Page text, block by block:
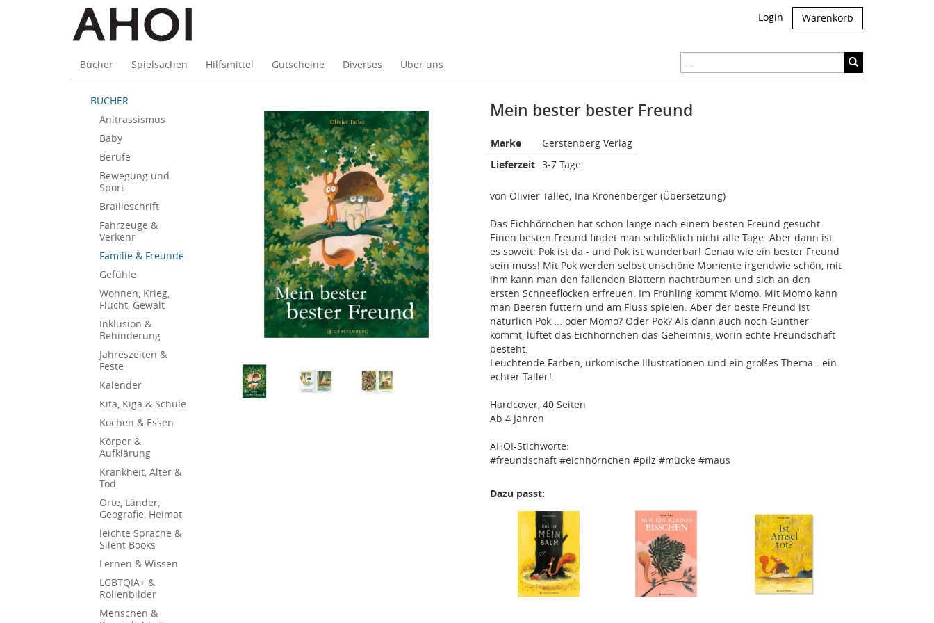
Login Warenkorb
Bücher Spielsachen Hilfsmittel Gutscheine Diverses Über uns
BÜCHER
Anitrassismus
Baby
Berufe
Bewegung und
Sport
Brailleschrift
Fahrzeuge &
Verkehr
Familie & Freunde
Gefühle
Wohnen, Krieg,
Flucht, Gewalt
Inklusion &
Behinderung
Jahreszeiten &
Feste
Kalender
Kita, Kiga & Schule
Kochen & Essen
Körper &
Aufklärung
Krankheit, Alter &
Tod
Orte, Länder,
Geografie, Heimat
leichte Sprache &
Silent Books
Lernen & Wissen
LGBTQIA+ &
Rollenbilder
Menschen &
Mein bester bester Freund
Marke
Gerstenberg Verlag
Lieferzeit 3-7 Tage
von Olivier Tallec; Ina Kronenberger (Übersetzung)
Das Eichhörnchen hat schon lange nach einem besten Freund gesucht.
Einen besten Freund findet man schließlich nicht alle Tage. Aber dann ist
es soweit: Pok ist da - und Pok ist wunderbar! Genau wie ein bester Freund
sein muss! Mit Pok werden selbst unschöne Momente irgendwie schön, mit
ihm kann man den fallenden Blättern nachträumen und sich an den
ersten Schneeflocken erfreuen. Im Frühling kommt Momo. Mit Momo kann
man Beeren futtern und am Fluss spielen. Aber der beste Freund ist
natürlich Pok ... oder Momo? Oder Pok? Als dann auch noch Günther
kommt, lüftet das Eichhörnchen das Geheimnis, worin echte Freundschaft
besteht.
Leuchtende Farben, urkomische Illustrationen und ein großes Thema - ein
echter Tallec!.
Hardcover, 40 Seiten
Ab 4 Jahren
AHOI-Stichworte:
#freundschaft #eichhörnchen #pilz #mücke #maus
Dazu passt: